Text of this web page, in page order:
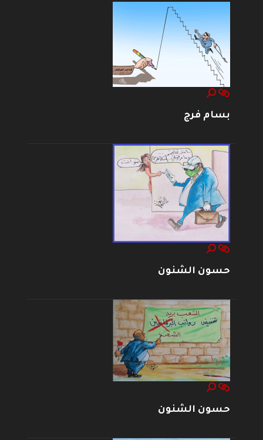
بسام فرج
حسون الشنون
حسون الشنون